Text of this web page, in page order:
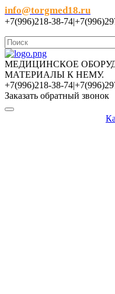
info@torgmed18.ru
+7(996)218-38-
МЕДИЦИНСКОЕ
МАТЕРИАЛЫ К НЕМУ.
+7(996)218-38-
Заказать обратный звонок